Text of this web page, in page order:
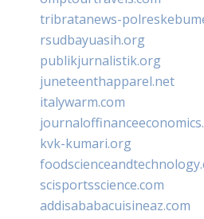
tribratanews-
rsudbayuasih.org
publikjurnalistik.org
juneteenthapparel.net
italywarm.com
kvk-kumari.org
scisportsscience.com
addisababacuisineaz.com